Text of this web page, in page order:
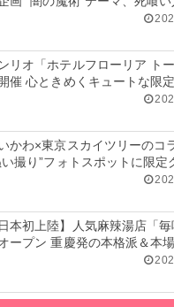
リオ「ホテルフローリア ト
催 心ときめくキュートな限
かわ×東京スカイツリーのコ
い撮り”フォトスポットに限定
日本初上陸】人気麻辣湯店「
ープン 重慶発の本格派＆本